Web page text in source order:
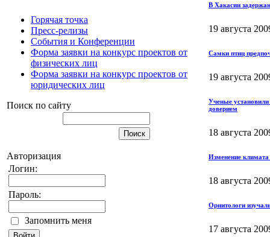
Горячая точка
Пресс-релизы
События и Конференции
Форма заявки на конкурс проектов от
физических лиц
Форма заявки на конкурс проектов от
юридических лиц
Поиск по сайту
Авторизация
Логин:
Пароль:
Запомнить меня
В Хакасии
19 августа
Самки птиц
19 августа
Ученые
доверием
18 августа
Изменение
18 августа
Орнитологи
17 августа